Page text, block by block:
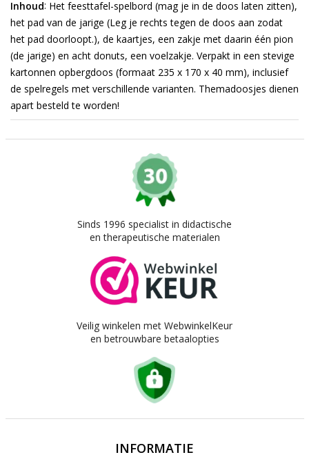
Inhoud: Het feesttafel-spelbord (mag je in de doos laten zitten),
het pad van de jarige (Leg je rechts tegen de doos aan zodat
het pad doorloopt.), de kaartjes, een zakje met daarin één pion
(de jarige) en acht donuts, een voelzakje. Verpakt in een stevige
kartonnen opbergdoos (formaat 235 x 170 x 40 mm), inclusief
de spelregels met verschillende varianten. Themadoosjes dienen
apart besteld te worden!
Sinds 1996 specialist in didactische
en therapeutische materialen
Veilig winkelen met WebwinkelKeur
en betrouwbare betaalopties
INFORMATIE